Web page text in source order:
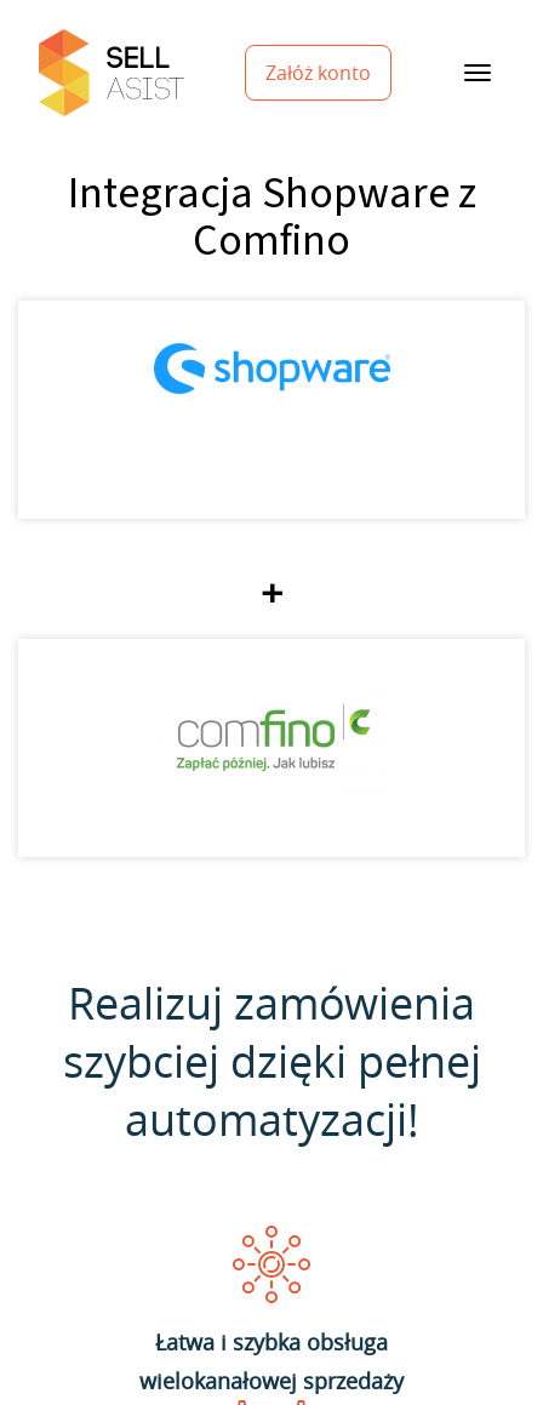
Załóż konto
Integracja Shopware z
Comfino
+
Realizuj zamówienia
szybciej dzięki pełnej
automatyzacji!
Łatwa i szybka obsługa
wielokanałowej sprzedaży